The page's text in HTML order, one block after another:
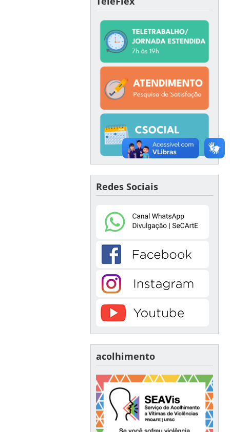
Redes Sociais
acolhimento